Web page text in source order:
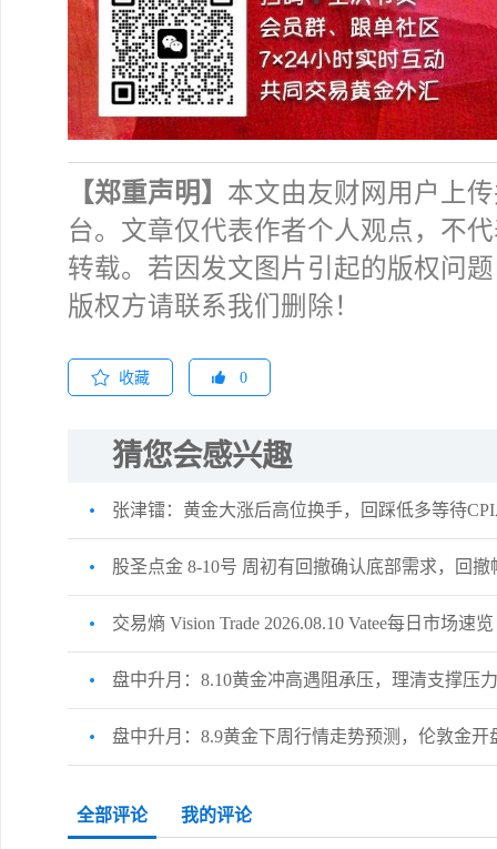
【郑重声明】 本文由友财网用户上
台。文章仅代表作者个人观点，不
转载。若因发文图片引起的版权问
版权方请联系我们删除！
收藏 0
猜您会感兴趣
张津镭：黄金大涨后高位换手，回踩低多等待
股圣点金 8-10号 周初有回撤确认底部需求，回撤
交易熵 Vision Trade 2026.08.10 Vatee每日市场速览
盘中升月：8.10黄金冲高遇阻承压，理清支撑压
盘中升月：8.9黄金下周行情走势预测，伦敦金开
全部评论 我的评论